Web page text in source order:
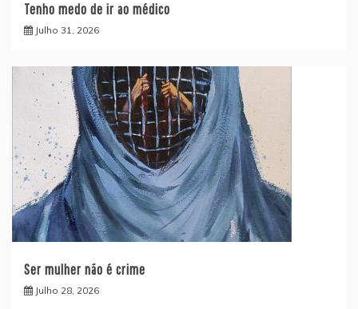
Tenho medo de ir ao médico
Julho 31, 2026
Ser mulher não é crime
Julho 28, 2026